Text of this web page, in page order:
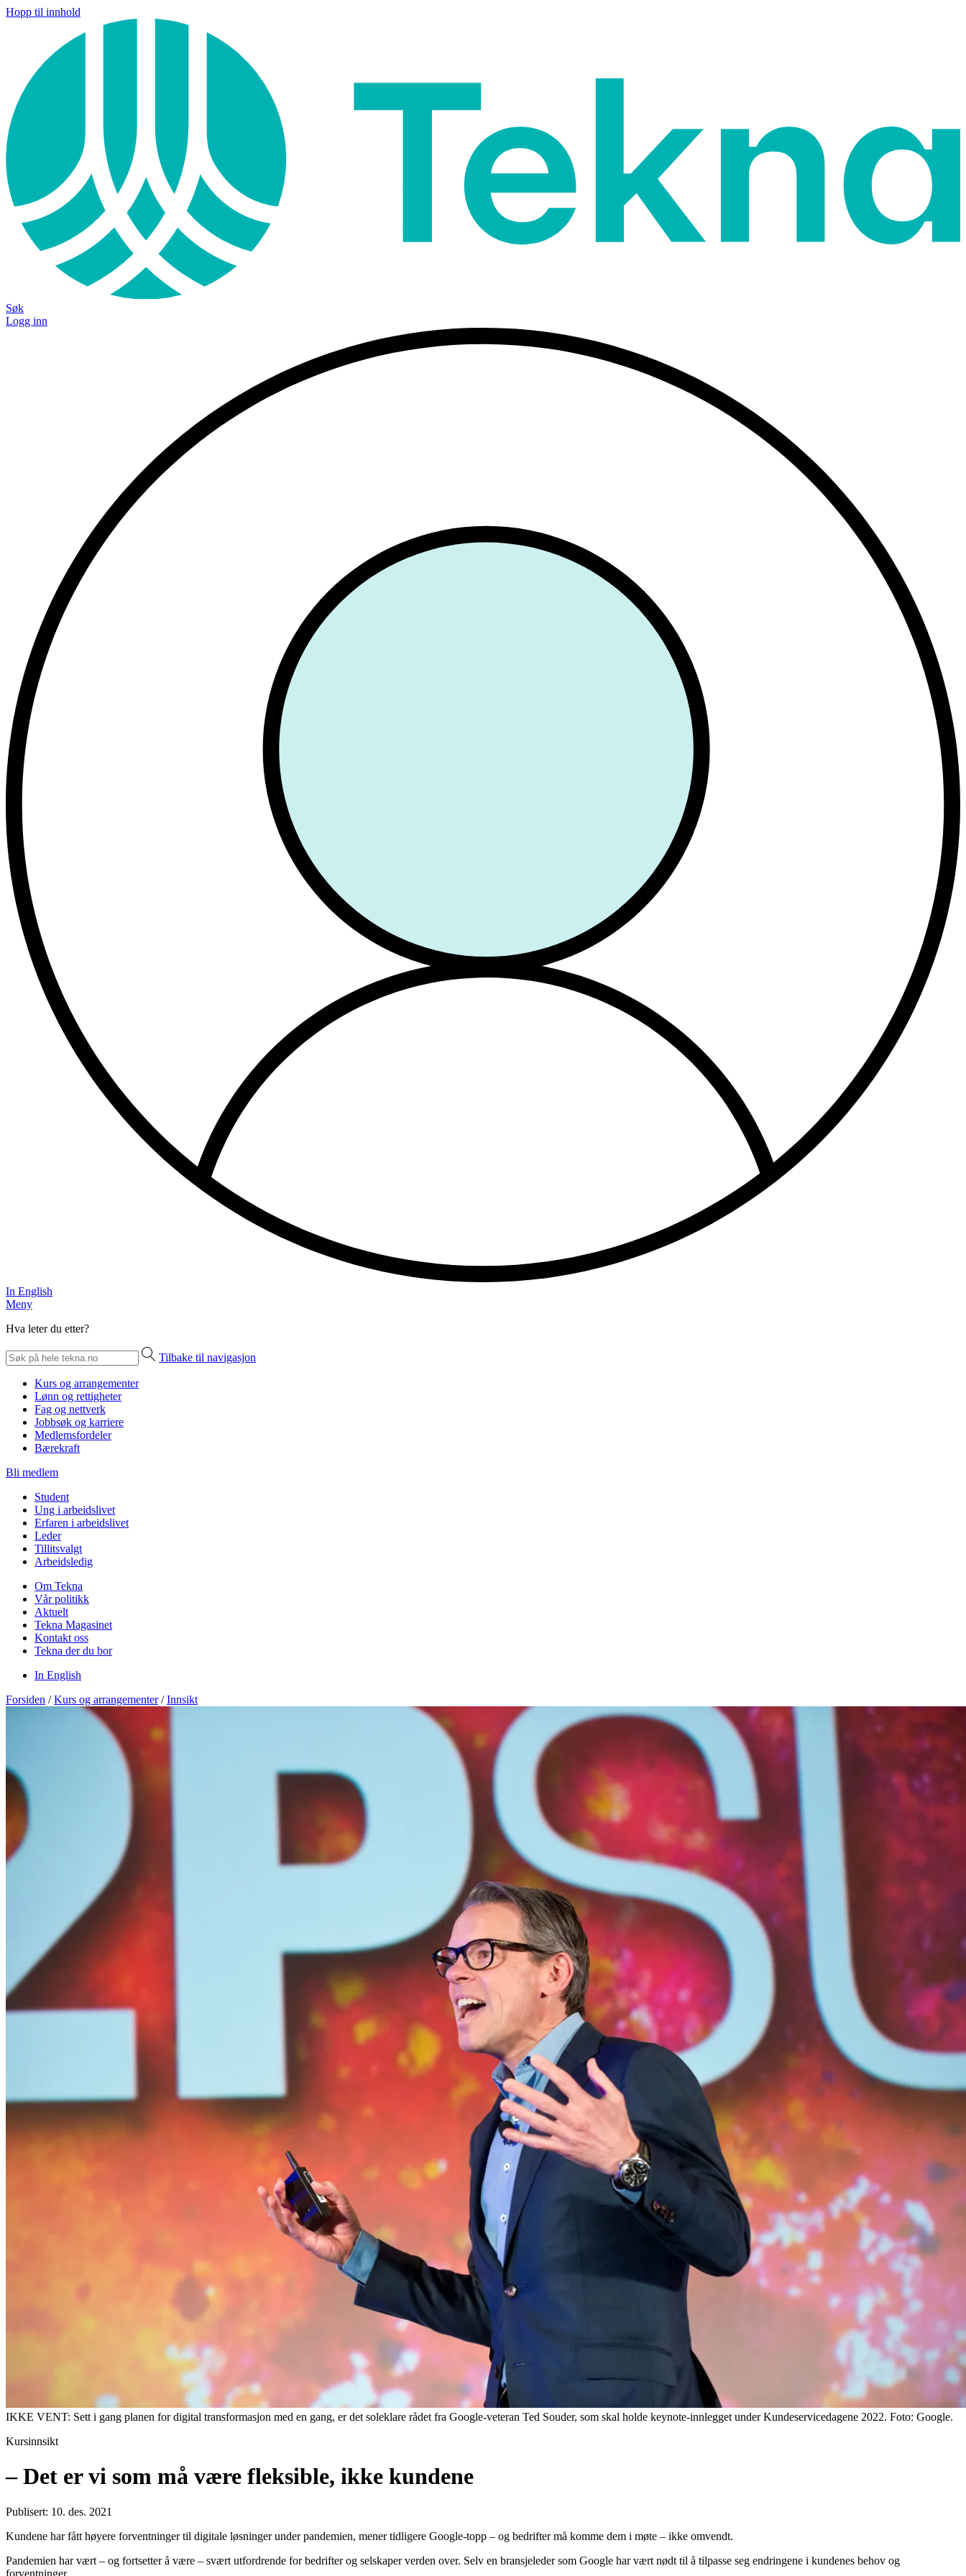
Hopp til innhold
Søk
Logg inn
In English
Meny
Hva leter du etter?
Tilbake til navigasjon
Kurs og arrangementer
Lønn og rettigheter
Fag og nettverk
Jobbsøk og karriere
Medlemsfordeler
Bærekraft
Bli medlem
Student
Ung i arbeidslivet
Erfaren i arbeidslivet
Leder
Tillitsvalgt
Arbeidsledig
Om Tekna
Vår politikk
Aktuelt
Tekna Magasinet
Kontakt oss
Tekna der du bor
In English
Forsiden / Kurs og arrangementer / Innsikt
IKKE VENT: Sett i gang planen for digital transformasjon med en gang, er det soleklare rådet fra Google-veteran Ted Souder, som skal holde keynote-innlegget under Kundeservicedagene 2022. Foto: Google.
Kursinnsikt
– Det er vi som må være fleksible, ikke kundene
Publisert: 10. des. 2021
Kundene har fått høyere forventninger til digitale løsninger under pandemien, mener tidligere Google-topp – og bedrifter må komme dem i møte – ikke omvendt.
Pandemien har vært – og fortsetter å være – svært utfordrende for bedrifter og selskaper verden over. Selv en bransjeleder som Google har vært nødt til å tilpasse seg endringene i kundenes behov og
forventninger.